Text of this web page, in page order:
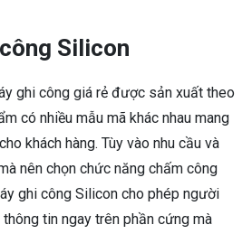
Silicon
ghi công giá rẻ được sản xuất theo
có nhiều mẫu mã khác nhau mang
khách hàng. Tùy vào nhu cầu và
nên chọn chức năng chấm công
ghi công Silicon cho phép người
tin ngay trên phần cứng mà